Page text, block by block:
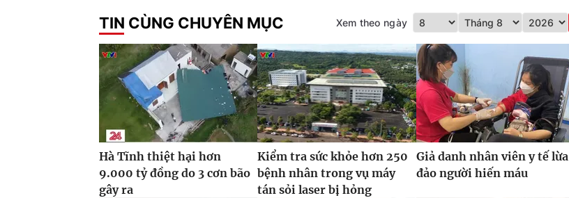
TIN CÙNG CHUYÊN MỤC Xem theo ngày
Hà Tĩnh thiệt hại hơn
9.000 tỷ đồng do 3 cơn bão
gây ra
Kiểm tra sức khỏe hơn 250
bệnh nhân trong vụ máy
tán sỏi laser bị hỏng
Giả danh nhân viên y tế lừa
đảo người hiến máu